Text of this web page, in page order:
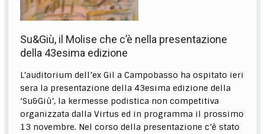
Su&Giù, il Molise che c’è nella presentazione
della 43esima edizione
L’auditorium dell’ex Gil a Campobasso ha ospitato ieri
sera la presentazione della 43esima edizione della
‘Su&Giù’, la kermesse podistica non competitiva
organizzata dalla Virtus ed in programma il prossimo
13 novembre. Nel corso della presentazione c’è stato